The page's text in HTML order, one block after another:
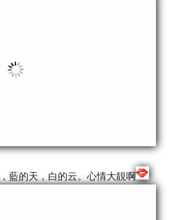
藍的天，白的云。心情大靚啊